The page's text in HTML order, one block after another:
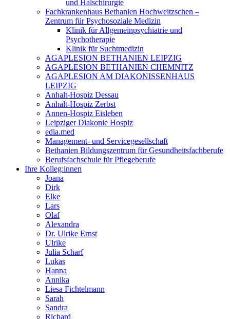
und Halschirurgie
Fachkrankenhaus Bethanien Hochweitzschen –
Zentrum für Psychosoziale Medizin
Klinik für Allgemeinpsychiatrie und
Psychotherapie
Klinik für Suchtmedizin
AGAPLESION BETHANIEN LEIPZIG
AGAPLESION BETHANIEN CHEMNITZ
AGAPLESION AM DIAKONISSENHAUS
LEIPZIG
Anhalt-Hospiz Dessau
Anhalt-Hospiz Zerbst
Annen-Hospiz Eisleben
Leipziger Diakonie Hospiz
edia.med
Management- und Servicegesellschaft
Bethanien Bildungszentrum für Gesundheitsfachberufe
Berufsfachschule für Pflegeberufe
Ihre Kolleg:innen
Joana
Dirk
Elke
Lars
Olaf
Alexandra
Dr. Ulrike Ernst
Ulrike
Julia Scharf
Lukas
Hanna
Annika
Liesa Fichtelmann
Sarah
Sandra
Richard